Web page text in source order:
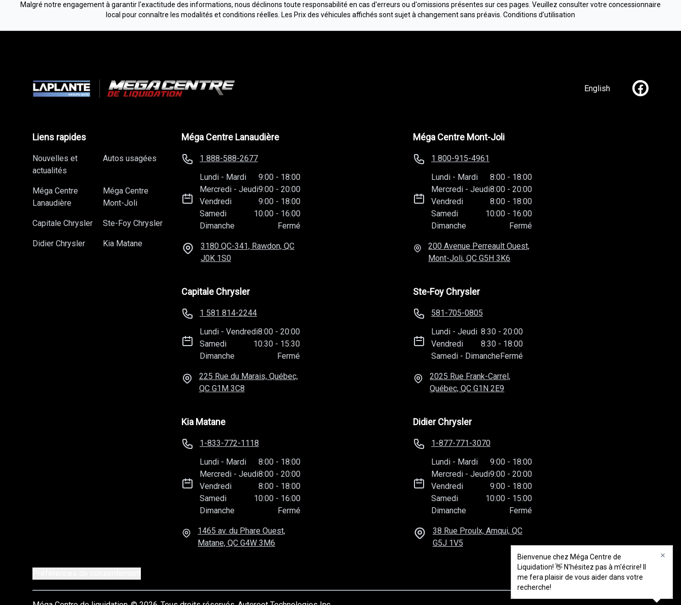
Bienvenue chez Méga Centre de
Liquidation! 👋 N'hésitez pas à m'écrire! Il
me fera plaisir de vous aider dans votre
recherche!
Malgré notre engagement à garantir l'exactitude des informations, nous déclinons toute responsabilité en cas d'erreurs ou d'omissions présentes sur ces pages. Veuillez consulter votre concessionnaire
local pour connaître les modalités et conditions réelles. Les Prix des véhicules affichés sont sujet à changement sans préavis. Conditions d'utilisation
English Lien vers
Liens rapides
Nouvelles et
actualités
Autos usagées
Méga Centre
Lanaudière
Méga Centre
Mont-Joli
Capitale Chrysler Ste-Foy Chrysler
Didier Chrysler Kia Matane
Méga Centre Lanaudière
1 888-588-2677
Lundi - Mardi 9:00 - 18:00
Mercredi -Jeudi9:00 - 20:00
Vendredi
9:00 - 18:00
Samedi
10:00 - 16:00
Dimanche
Fermé
3180 QC-341, Rawdon, QC
J0K 1S0
Méga Centre Mont-Joli
1 800-915-4961
Lundi - Mardi 8:00 - 18:00
Mercredi - Jeudi8:00 - 20:00
Vendredi
8:00 - 18:00
Samedi
10:00 - 16:00
Dimanche
Fermé
200 Avenue Perreault Ouest,
Mont-Joli, QC G5H 3K6
Capitale Chrysler
1 581 814-2244
Lundi -Vendredi8:00 - 20:00
Samedi
10:30 - 15:30
Dimanche
Fermé
225 Rue du Marais, Québec,
QC G1M 3C8
Ste-Foy Chrysler
581-705-0805
Lundi - Jeudi 8:30 - 20:00
Vendredi
8:30 - 18:00
Samedi - DimancheFermé
2025 Rue Frank-Carrel,
Québec, QC G1N 2E9
Kia Matane
1-833-772-1118
Lundi - Mardi 8:00 - 18:00
Mercredi -Jeudi8:00 - 20:00
Vendredi
8:00 - 18:00
Samedi
10:00 - 16:00
Dimanche
Fermé
1465 av. du Phare Ouest,
Matane, QC G4W 3M6
Didier Chrysler
1-877-771-3070
Lundi - Mardi 9:00 - 18:00
Mercredi - Jeudi9:00 - 20:00
Vendredi
9:00 - 18:00
Samedi
10:00 - 15:00
Dimanche
Fermé
38 Rue Proulx, Amqui, QC
G5J 1V5
Bienvenue chez Méga Centre de
Liquidation! 👋 N'hésitez pas à m'écrire! Il
me fera plaisir de vous aider dans votre
recherche!